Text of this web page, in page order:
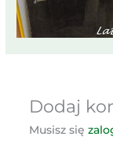
Dodaj
Musisz się